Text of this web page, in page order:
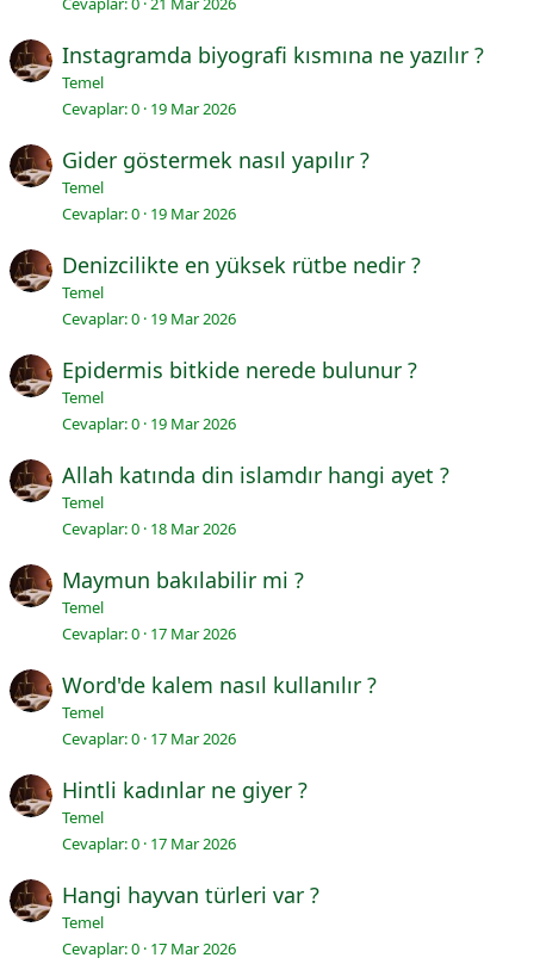
Instagramda biyografi kısmına ne yazılır ?
Temel
Cevaplar 0 19 Mar 2026
Gider göstermek nasıl yapılır ?
Temel
Cevaplar 0 19 Mar 2026
Denizcilikte en yüksek rütbe nedir ?
Temel
Cevaplar 0 19 Mar 2026
Epidermis bitkide nerede bulunur ?
Temel
Cevaplar 0 19 Mar 2026
Allah katında din islamdır hangi ayet ?
Temel
Cevaplar 0 18 Mar 2026
Maymun bakılabilir mi ?
Temel
Cevaplar 0 17 Mar 2026
Word'de kalem nasıl kullanılır ?
Temel
Cevaplar 0 17 Mar 2026
Hintli kadınlar ne giyer ?
Temel
Cevaplar 0 17 Mar 2026
Hangi hayvan türleri var ?
Temel
Cevaplar 0 17 Mar 2026